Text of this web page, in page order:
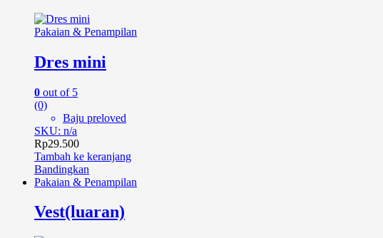
Pakaian & Penampilan
Dres mini
0 out of 5
(0)
Baju preloved
SKU: n/a
Rp29.500
Tambah ke keranjang
Bandingkan
Pakaian & Penampilan
Vest(luaran)